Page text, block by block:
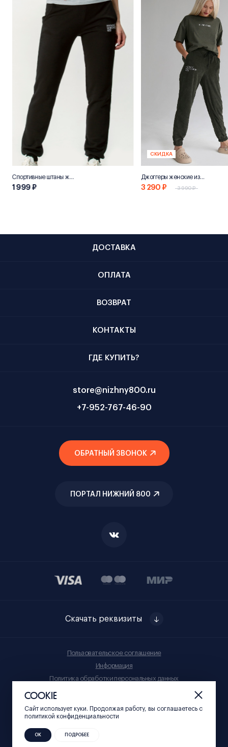
Спортивные штаны женские «НН800»
1 999 ₽
СКИДКА
Джоггеры женские из переработанного хлопка "Эко 800"
3 290 ₽ 3 990 ₽
ДОСТАВКА
ОПЛАТА
ВОЗВРАТ
КОНТАКТЫ
ГДЕ КУПИТЬ?
store@nizhny800.ru
+7-952-767-46-90
Скачать реквизиты
ОБРАТНЫЙ ЗВОНОК
ПОРТАЛ НИЖНИЙ 800
© Нижний 800, 2023
Пользовательское соглашение
Информация
Политика обработки персональных данных
COOKIE
Сайт использует куки. Продолжая работу, вы соглашаетесь c
политикой конфиденциальности
ОК ПОДРОБЕЕ